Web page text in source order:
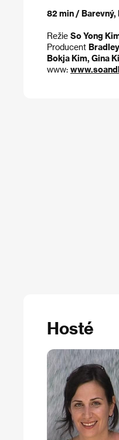
82 min / Barevný,
Režie So Yong
Producent
Bokja Kim, Gina
www:
Hosté